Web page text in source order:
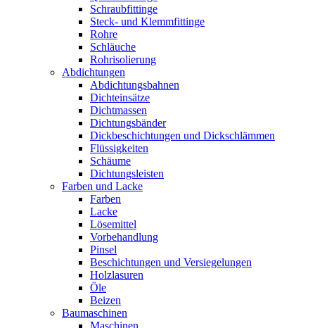
Schraubfittinge
Steck- und Klemmfittinge
Rohre
Schläuche
Rohrisolierung
Abdichtungen
Abdichtungsbahnen
Dichteinsätze
Dichtmassen
Dichtungsbänder
Dickbeschichtungen und Dickschlämmen
Flüssigkeiten
Schäume
Dichtungsleisten
Farben und Lacke
Farben
Lacke
Lösemittel
Vorbehandlung
Pinsel
Beschichtungen und Versiegelungen
Holzlasuren
Öle
Beizen
Baumaschinen
Maschinen